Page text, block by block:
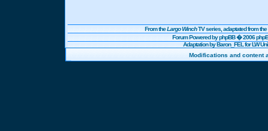
From theLargo WinchTV series, adaptated from
Forum Powered byphpBB� 2006
Adaptation by Baron_FEL for LW
Modifications and content